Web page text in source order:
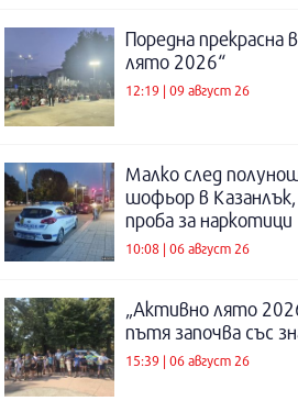
Поредна прекрасна
лято 2026“
12:19 | 09 август 26
Малко след
шофьор в
проба за наркотици
10:08 | 06 август 26
„Активно лято
пътя започва със
15:39 | 06 август 26